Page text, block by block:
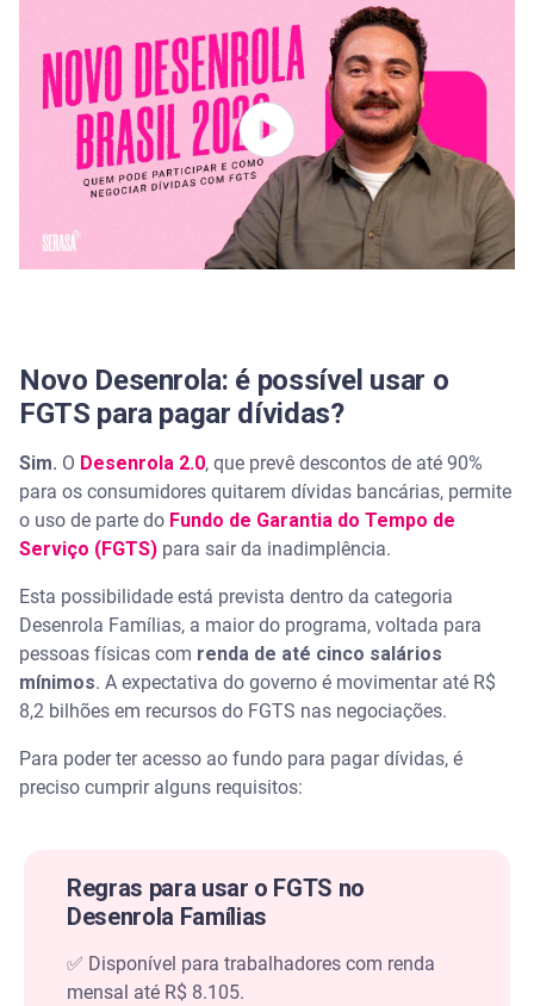
Negocie também outras dívidas pelo Serasa Limpa
Nome
Perguntas frequentes sobre FGTS e dívidas
Quando o governo vai liberar o FGTS para pagar
Posso usar FGTS para limpar meu nome?
Novo Desenrola: é possível usar o
FGTS para pagar dívidas?
Sim. O Desenrola 2.0, que prevê descontos de até 90%
para os consumidores quitarem dívidas bancárias, permite
o uso de parte do Fundo de Garantia do Tempo de
Serviço (FGTS) para sair da inadimplência.
Esta possibilidade está prevista dentro da categoria
Desenrola Famílias, a maior do programa, voltada para
pessoas físicas com renda de até cinco salários
mínimos. A expectativa do governo é movimentar até R$
8,2 bilhões em recursos do FGTS nas negociações.
Para poder ter acesso ao fundo para pagar dívidas, é
preciso cumprir alguns requisitos:
Regras para usar o FGTS no
Desenrola Famílias
✅ Disponível para trabalhadores com renda
mensal até R$ 8.105.